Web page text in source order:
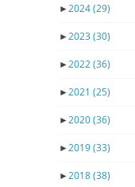
►2024(29)
►2023 (30)
►2022(36)
►2021 (25)
►2020(36)
►2019(33)
►2018(38)